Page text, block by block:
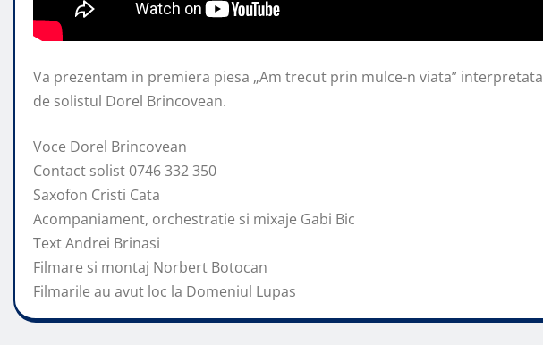
Va prezentam in premiera piesa „Am trecut prin mulce-n viata” interpretata
de solistul Dorel Brincovean.
Voce Dorel Brincovean
Contact solist 0746332 350
Saxofon Cristi Cata
Acompaniament, orchestratie si mixaje Gabi Bic
Text Andrei Brinasi
Filmare si montaj Norbert Botocan
Filmarile au avut loc la Domeniul Lupas